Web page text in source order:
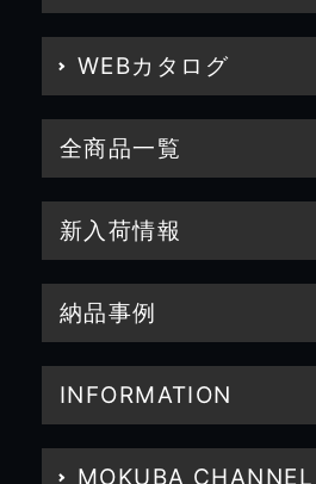
WEBカタログ
全商品一覧
新入荷情報
納品事例
INFORMATION
MOKUBA CHANNEL